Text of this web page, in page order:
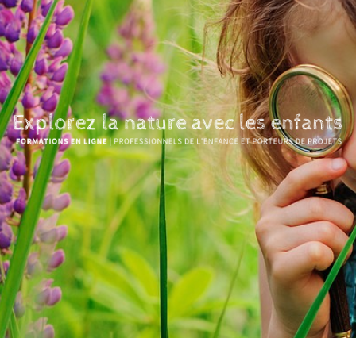
Eveil et Nature
Outils et Formations en ligne pour explorer la nature
avec les enfants